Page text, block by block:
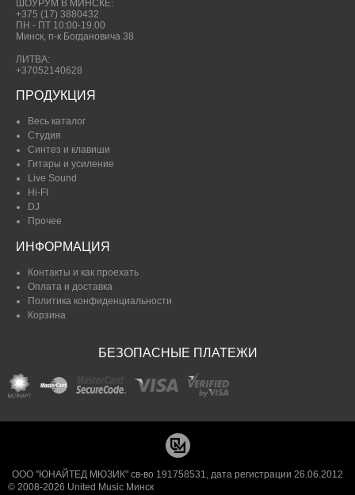
ШОУРУМ В МИНСКЕ:
+375 (17) 3880432
ПН - ПТ 10:00-19.00
Минск, п-к Богдановича 38
ЛИТВА:
+37052140628
ПРОДУКЦИЯ
Весь каталог
Студия
Синтез и клавиши
Гитары и усиление
Live Sound
Hi-FI
DJ
Прочее
ИНФОРМАЦИЯ
Контакты и как проехать
Оплата и доставка
Политика конфиденциальности
Корзина
БЕЗОПАСНЫЕ ПЛАТЕЖИ
ООО "ЮНАЙТЕД МЮЗИК" св-во 191758531, дата регистрации 26.06.2012
© 2008-2026 United Music Минск